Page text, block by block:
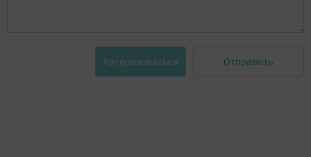
Авторизоваться Отправить